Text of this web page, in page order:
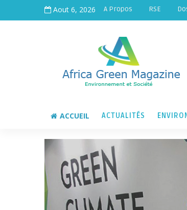
Aout 6, 2026 A Propos RSE
ACCUEIL ACTUALITÉS